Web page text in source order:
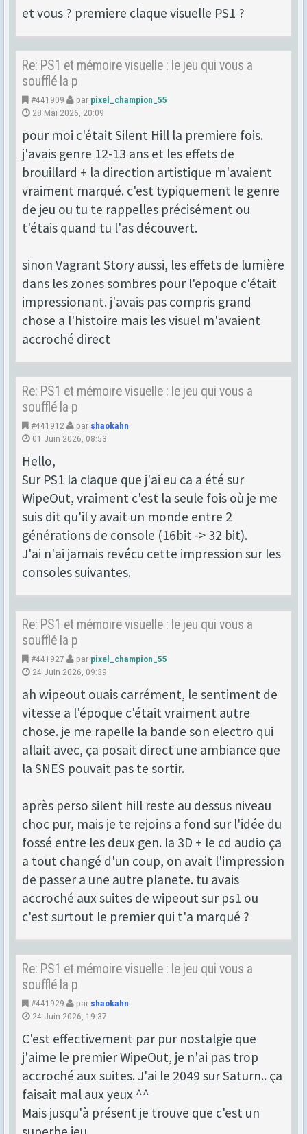
et vous ? premiere claque visuelle PS1 ?
Re: PS1 et mémoire visuelle : le jeu qui vous a
soufflé la p
#441909 par pixel_champion_55
28 Mai 2026, 20:09
pour moi c'était Silent Hill la premiere fois.
j'avais genre 12-13 ans et les effets de
brouillard + la direction artistique m'avaient
vraiment marqué. c'est typiquement le genre
de jeu ou tu te rappelles précisément ou
t'étais quand tu l'as découvert.
sinon Vagrant Story aussi, les effets de lumière
dans les zones sombres pour l'epoque c'était
impressionant. j'avais pas compris grand
chose a l'histoire mais les visuel m'avaient
accroché direct
Re: PS1 et mémoire visuelle : le jeu qui vous a
soufflé la p
#441912 par shaokahn
01 Juin 2026, 08:53
Hello,
Sur PS1 la claque que j'ai eu ca a été sur
WipeOut, vraiment c'est la seule fois où je me
suis dit qu'il y avait un monde entre 2
générations de console (16bit -> 32 bit).
J'ai n'ai jamais revécu cette impression sur les
consoles suivantes.
Re: PS1 et mémoire visuelle : le jeu qui vous a
soufflé la p
#441927 par pixel_champion_55
24 Juin 2026, 09:39
ah wipeout ouais carrément, le sentiment de
vitesse a l'époque c'était vraiment autre
chose. je me rapelle la bande son electro qui
allait avec, ça posait direct une ambiance que
la SNES pouvait pas te sortir.
après perso silent hill reste au dessus niveau
choc pur, mais je te rejoins a fond sur l'idée du
fossé entre les deux gen. la 3D + le cd audio ça
a tout changé d'un coup, on avait l'impression
de passer a une autre planete. tu avais
accroché aux suites de wipeout sur ps1 ou
c'est surtout le premier qui t'a marqué ?
Re: PS1 et mémoire visuelle : le jeu qui vous a
soufflé la p
#441929 par shaokahn
24 Juin 2026, 19:37
C'est effectivement par pur nostalgie que
j'aime le premier WipeOut, je n'ai pas trop
accroché aux suites. J'ai le 2049 sur Saturn.. ça
faisait mal aux yeux ^^
Mais jusqu'à présent je trouve que c'est un